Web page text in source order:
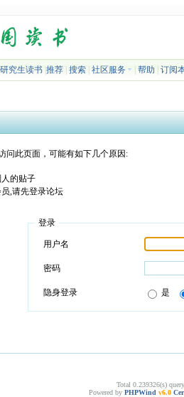
研究生读书| 推荐| 搜索| 社区服务 帮助 订阅
问此页面，可能有如下几个原因:
的贴子
,请先登录论坛
登录
用户名
密码
隐身登录 是
Total 0.239326(s)
Powered by PHPWind v6.0